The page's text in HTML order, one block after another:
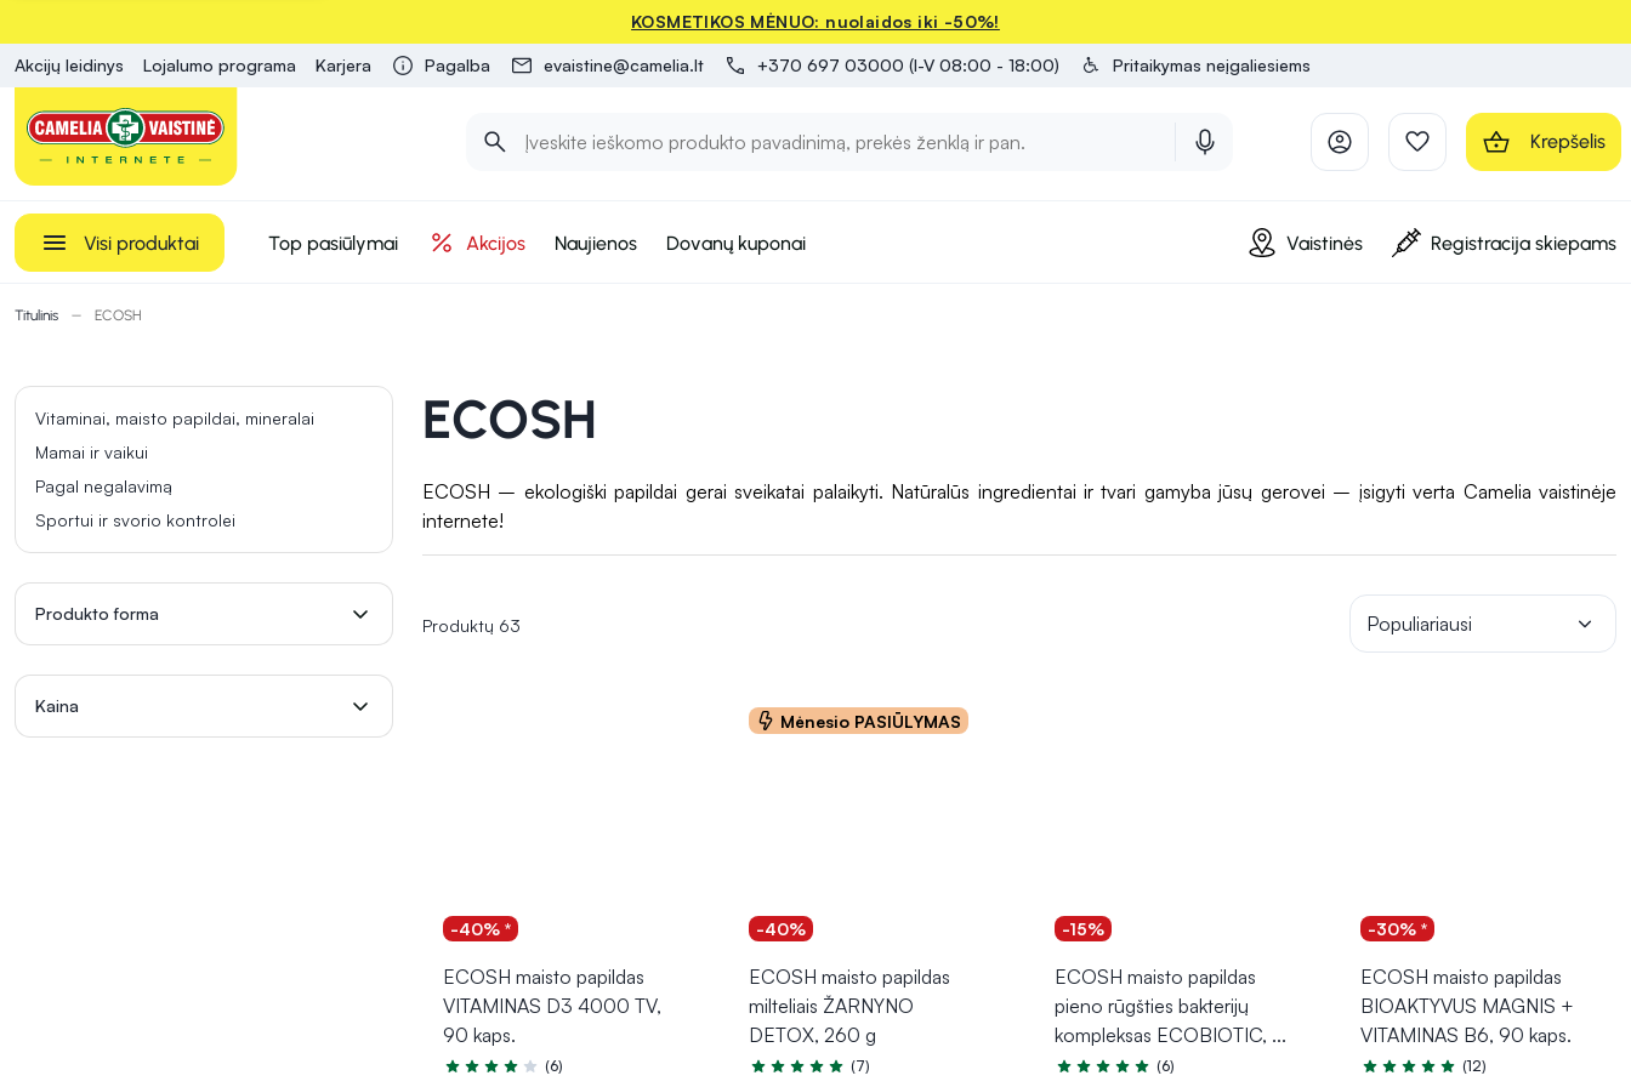
KOSMETIKOS MĖNUO: nuolaidos iki -50%!
Akcijų leidinys Lojalumo programa Karjera Pagalba evaistine@camelia.lt +370 697 03000 (I-V 08:00 - 18:00) Pritaikymas neįgaliesiems
Krepšelis
Visi produktai Top pasiūlymai Akcijos Naujienos Dovanų kuponai Vaistinės Registracija skiepams
Titulinis ECOSH
Vitaminai, maisto papildai, mineralai
Mamai ir vaikui
Pagal negalavimą
Sportui ir svorio kontrolei
Produkto forma
Kaina
ECOSH
ECOSH – ekologiški papildai gerai sveikatai palaikyti. Natūralūs ingredientai ir tvari gamyba jūsų gerovei – įsigyti verta Camelia vaistinėje
internete!
Produktų 63 Populiariausi
-40% *
ECOSH maisto papildas
VITAMINAS D3 4000 TV,
90 kaps.
Įvertinimas 4.3 iš 5
(6)
Mėnesio PASIŪLYMAS
-40%
ECOSH maisto papildas
milteliais ŽARNYNO
DETOX, 260 g
Įvertinimas 4.7 iš 5
(7)
-15%
ECOSH maisto papildas
pieno rūgšties bakterijų
kompleksas ECOBIOTIC, ...
Įvertinimas 5.0 iš 5
(6)
-30% *
ECOSH maisto papildas
BIOAKTYVUS MAGNIS +
VITAMINAS B6, 90 kaps.
Įvertinimas 5.0 iš 5
(12)